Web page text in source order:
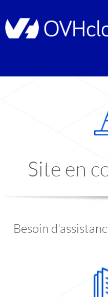
Site en
Besoin